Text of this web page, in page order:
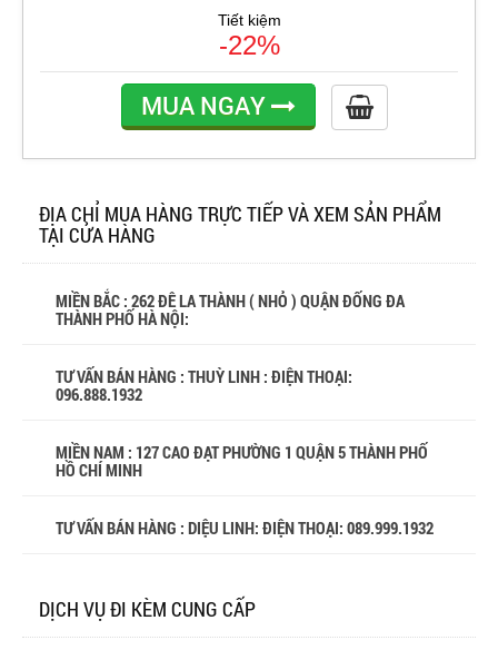
Tiết kiệm
-22%
MUA NGAY
ĐỊA CHỈ MUA HÀNG TRỰC TIẾP VÀ XEM SẢN PHẨM
TẠI CỬA HÀNG
MIỀN BẮC : 262 ĐÊ LA THÀNH ( NHỎ ) QUẬN ĐỐNG ĐA
THÀNH PHỐ HÀ NỘI:
TƯ VẤN BÁN HÀNG : THUỲ LINH : ĐIỆN THOẠI:
096.888.1932
MIỀN NAM : 127 CAO ĐẠT PHƯỜNG 1 QUẬN 5 THÀNH PHỐ
HỒ CHÍ MINH
TƯ VẤN BÁN HÀNG : DIỆU LINH: ĐIỆN THOẠI: 089.999.1932
DỊCH VỤ ĐI KÈM CUNG CẤP